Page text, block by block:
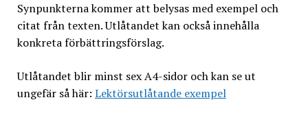
Synpunkterna kommer att belysas med exempel och
citat från texten. Utlåtandet kan också innehålla
konkreta förbättringsförslag.
Utlåtandet blir minst sex A4-sidor och kan se ut
ungefär så här: Lektörsutlåtande exempel